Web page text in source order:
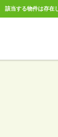
該当する物件は存在